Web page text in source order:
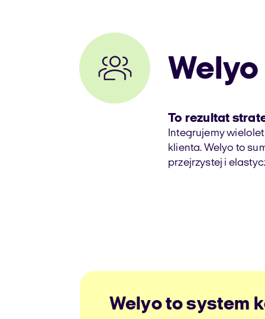
To rezultat
Integrujemy
klienta. Welyo to
przejrzystej i
Welyo to system